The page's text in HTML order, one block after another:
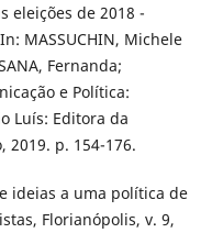
eleições de 2018 -
MASSUCHIN, Michele
Fernanda;
e Política:
Luís: Editora da
2019. p. 154-176.
ideias a uma política de
Florianópolis, v. 9,